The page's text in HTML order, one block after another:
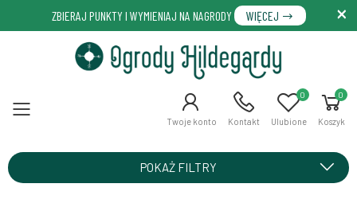
ZBIERAJ PUNKTY I WYMIENIAJ NA NAGRODY WIĘCEJ
Menu Twoje konto Kontakt Ulubione
0 0
Koszyk
POKAŻ FILTRY